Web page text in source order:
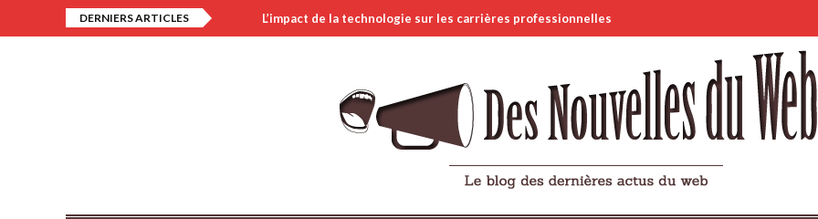
DERNIERS ARTICLES L’impact de la technologie sur les carrières professionnelles
Thème contemporain pour la déco de son salon : comment réussir ?
Les cacahuètes dans les salades S’amuser à la plage en classe mer